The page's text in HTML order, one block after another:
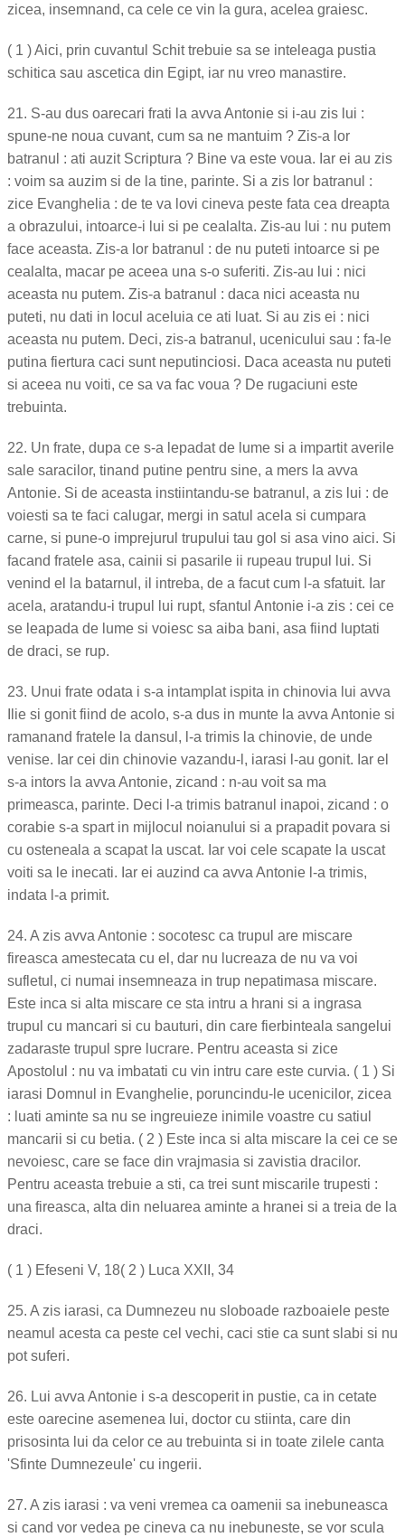
zicea, insemnand, ca cele ce vin la gura, acelea graiesc.
( 1 ) Aici, prin cuvantul Schit trebuie sa se inteleaga pustia
schitica sau ascetica din Egipt, iar nu vreo manastire.
21. S-au dus oarecari frati la avva Antonie si i-au zis lui :
spune-ne noua cuvant, cum sa ne mantuim ? Zis-a lor
batranul : ati auzit Scriptura ? Bine va este voua. Iar ei au zis
: voim sa auzim si de la tine, parinte. Si a zis lor batranul :
zice Evanghelia : de te va lovi cineva peste fata cea dreapta
a obrazului, intoarce-i lui si pe cealalta. Zis-au lui : nu putem
face aceasta. Zis-a lor batranul : de nu puteti intoarce si pe
cealalta, macar pe aceea una s-o suferiti. Zis-au lui : nici
aceasta nu putem. Zis-a batranul : daca nici aceasta nu
puteti, nu dati in locul aceluia ce ati luat. Si au zis ei : nici
aceasta nu putem. Deci, zis-a batranul, ucenicului sau : fa-le
putina fiertura caci sunt neputinciosi. Daca aceasta nu puteti
si aceea nu voiti, ce sa va fac voua ? De rugaciuni este
trebuinta.
22. Un frate, dupa ce s-a lepadat de lume si a impartit averile
sale saracilor, tinand putine pentru sine, a mers la avva
Antonie. Si de aceasta instiintandu-se batranul, a zis lui : de
voiesti sa te faci calugar, mergi in satul acela si cumpara
carne, si pune-o imprejurul trupului tau gol si asa vino aici. Si
facand fratele asa, cainii si pasarile ii rupeau trupul lui. Si
venind el la batarnul, il intreba, de a facut cum l-a sfatuit. Iar
acela, aratandu-i trupul lui rupt, sfantul Antonie i-a zis : cei ce
se leapada de lume si voiesc sa aiba bani, asa fiind luptati
de draci, se rup.
23. Unui frate odata i s-a intamplat ispita in chinovia lui avva
Ilie si gonit fiind de acolo, s-a dus in munte la avva Antonie si
ramanand fratele la dansul, l-a trimis la chinovie, de unde
venise. Iar cei din chinovie vazandu-l, iarasi l-au gonit. Iar el
s-a intors la avva Antonie, zicand : n-au voit sa ma
primeasca, parinte. Deci l-a trimis batranul inapoi, zicand : o
corabie s-a spart in mijlocul noianului si a prapadit povara si
cu osteneala a scapat la uscat. Iar voi cele scapate la uscat
voiti sa le inecati. Iar ei auzind ca avva Antonie l-a trimis,
indata l-a primit.
24. A zis avva Antonie : socotesc ca trupul are miscare
fireasca amestecata cu el, dar nu lucreaza de nu va voi
sufletul, ci numai insemneaza in trup nepatimasa miscare.
Este inca si alta miscare ce sta intru a hrani si a ingrasa
trupul cu mancari si cu bauturi, din care fierbinteala sangelui
zadaraste trupul spre lucrare. Pentru aceasta si zice
Apostolul : nu va imbatati cu vin intru care este curvia. ( 1 ) Si
iarasi Domnul in Evanghelie, poruncindu-le ucenicilor, zicea
: luati aminte sa nu se ingreuieze inimile voastre cu satiul
mancarii si cu betia. ( 2 ) Este inca si alta miscare la cei ce se
nevoiesc, care se face din vrajmasia si zavistia dracilor.
Pentru aceasta trebuie a sti, ca trei sunt miscarile trupesti :
una fireasca, alta din neluarea aminte a hranei si a treia de la
draci.
( 1 ) Efeseni V, 18( 2 ) Luca XXII, 34
25. A zis iarasi, ca Dumnezeu nu sloboade razboaiele peste
neamul acesta ca peste cel vechi, caci stie ca sunt slabi si nu
pot suferi.
26. Lui avva Antonie i s-a descoperit in pustie, ca in cetate
este oarecine asemenea lui, doctor cu stiinta, care din
prisosinta lui da celor ce au trebuinta si in toate zilele canta
'Sfinte Dumnezeule' cu ingerii.
27. A zis iarasi : va veni vremea ca oamenii sa inebuneasca
si cand vor vedea pe cineva ca nu inebuneste, se vor scula